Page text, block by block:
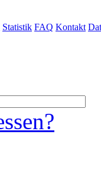
Statistik FAQ Kontakt